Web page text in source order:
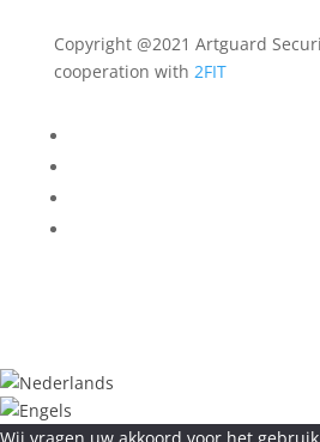
Copyright @2021 Artguard
cooperation with 2FIT